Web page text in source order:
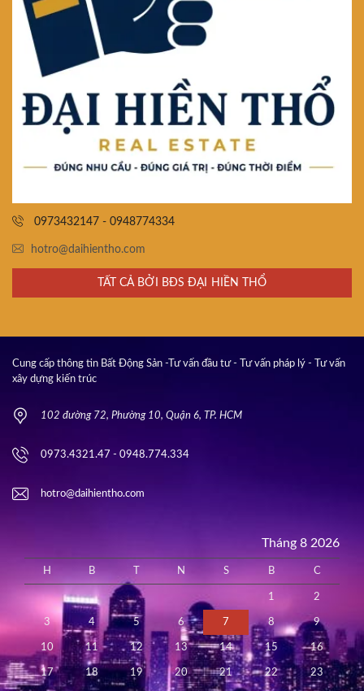
0973432147 - 0948774334
hotro@daihientho.com
TẤT CẢ BỞI BĐS ĐẠI HIỀN THỔ
Cung cấp thông tin Bất Động Sản -Tư vấn đầu tư - Tư vấn pháp lý - Tư vấn
xây dựng kiến trúc
102 đường 72, Phường 10, Quận 6, TP. HCM
0973.4321.47 - 0948.774.334
hotro@daihientho.com
Tháng 8 2026
H B N S B C
1 2
3 4 5 6 7 8 9
10 11 12 13 14 15 16
17 18 19 20 21 22 23